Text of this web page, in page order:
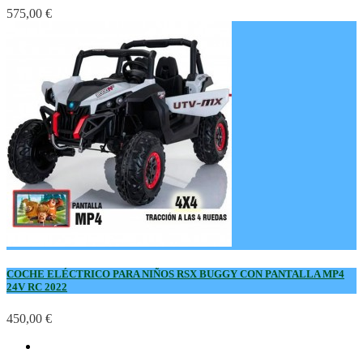
575,00 €
COCHE ELÉCTRICO PARA NIÑOS RSX BUGGY CON PANTALLA MP4
24V RC 2022
450,00 €